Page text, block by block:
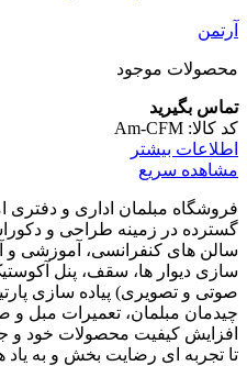
آرتمن
محصولات موجود
تماس بگیرید
کد کالا: Am-CFM
اطلاعات بیشتر
مشاهده سریع
فروشگاه مبلمان اداری و دفتری
گسترده در زمینه طراحی و
سالن های کنفرانسی، آموزشی و
سازی دیوار ها، سقف، پنل
صوتی و تصویری) پیاده سازی
چیدمان مبلمان، تعمیرات مبل و
افزایش کیفیت محصولات خود
تا تجربه ای رضایت بخش و به یاد